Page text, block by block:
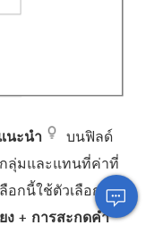
นะนำ
บนฟิลด์
ลุ่มและแทนที่ค่าที่
อกนี้ใช้ตัวเลือก
ง + การสะกดคำ